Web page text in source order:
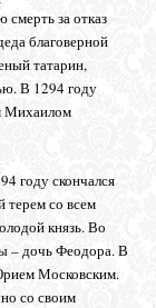
смерть за отказ
благоверной
татарин,
В 1294 году
Михаилом
году скончался
терем со всем
князь. Во
– дочь Феодора. В
Московским.
со своим